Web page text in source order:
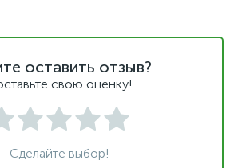
оставить отзыв?
свою оценку!
Сделайте выбор!